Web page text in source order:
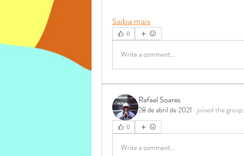
Saiba mais
0
Write a comment...
Rafael Soares
28 de abril de 2021 · joined the group.
0
Write a comment...